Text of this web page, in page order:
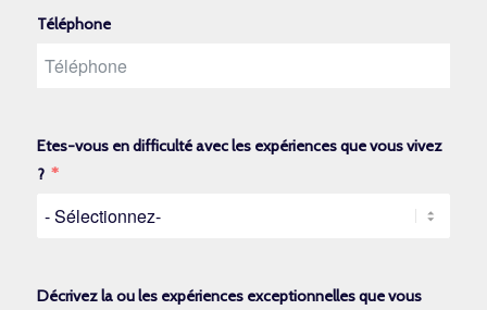
Téléphone
Etes-vous en difficulté avec les expériences que vous vivez
?
Décrivez la ou les expériences exceptionnelles que vous